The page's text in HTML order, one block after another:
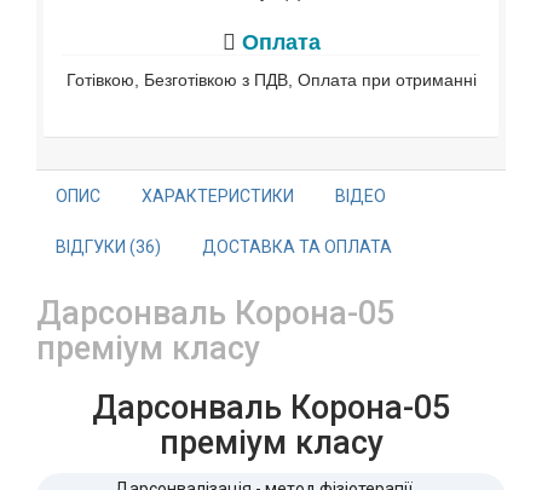
Оплата
Готівкою, Безготівкою з ПДВ, Оплата при отриманні
ОПИС ХАРАКТЕРИСТИКИ ВІДЕО
ВІДГУКИ (36) ДОСТАВКА ТА ОПЛАТА
Дарсонваль Корона-05
преміум класу
Дарсонваль Корона-05
преміум класу